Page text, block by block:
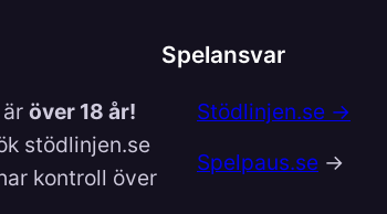
över 18 år!
stödlinjen.se
kontroll över
Spelansvar
Stödlinjen.se →
Spelpaus.se →